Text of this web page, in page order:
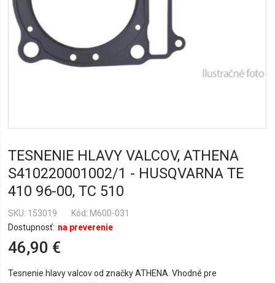
TESNENIE HLAVY VALCOV, ATHENA
S410220001002/1 - HUSQVARNA TE
410 96-00, TC 510
Dostupnosť: na preverenie
SKU 153019 Kód: M600-031
46,90 €
Tesnenie hlavy valcov od značky ATHENA. Vhodné pre